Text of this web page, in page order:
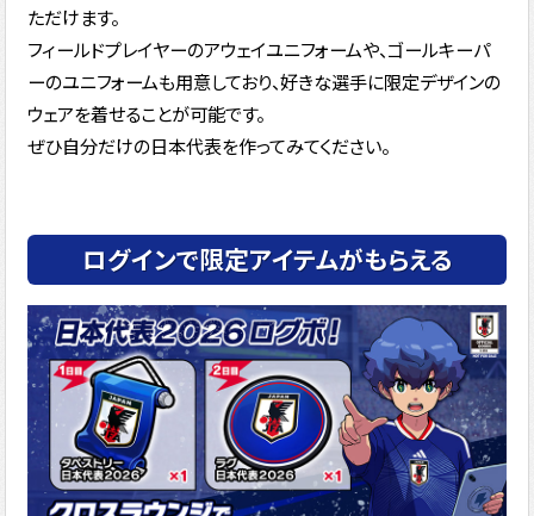
ただけます。
フィールドプレイヤーのアウェイユニフォームや、ゴールキーパ
ーのユニフォームも用意しており、好きな選手に限定デザインの
ウェアを着せることが可能です。
ぜひ自分だけの日本代表を作ってみてください。
ログインで限定アイテムがもらえる